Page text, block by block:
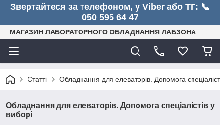
Звертайтеся за телефоном, у Viber або ТГ: 📞
050 595 64 47
МАГАЗИН ЛАБОРАТОРНОГО ОБЛАДНАННЯ ЛАБЗОНА
Статті Обладнання для елеваторів. Допомога
Обладнання для елеваторів. Допомога спеціалістів у
виборі